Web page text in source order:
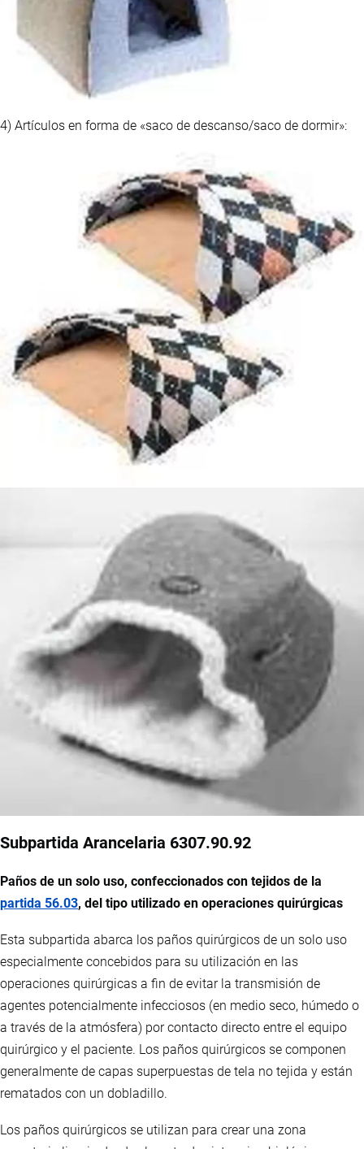
4) Artículos en forma de «saco de descanso/saco de dormir»:
Subpartida Arancelaria 6307.90.92
Paños de un solo uso, confeccionados con tejidos de la
partida 56.03, del tipo utilizado en operaciones quirúrgicas
Esta subpartida abarca los paños quirúrgicos de un solo uso
especialmente concebidos para su utilización en las
operaciones quirúrgicas a fin de evitar la transmisión de
agentes potencialmente infecciosos (en medio seco, húmedo o
a través de la atmósfera) por contacto directo entre el equipo
quirúrgico y el paciente. Los paños quirúrgicos se componen
generalmente de capas superpuestas de tela no tejida y están
rematados con un dobladillo.
Los paños quirúrgicos se utilizan para crear una zona